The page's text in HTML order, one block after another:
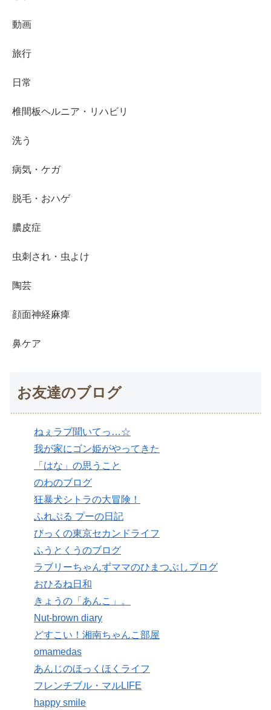
動画
旅行
日常
椎間板ヘルニア・リハビリ
洗う
病気・ケガ
脱毛・おハゲ
膿皮症
虫刺され・虫よけ
陶芸
顔面神経麻痺
鼻ケア
お友達のブログ
ねぇラブ聞いてっ…☆
我が家にゴン姫がやってきた
「はな」の思うこと
のわのブログ
狂暴犬シトラの大冒険！
ふれぶる プーの日記
びっくの東京セカンドライフ
ふうとくうのブログ
ラブリーちゃんずママのひまつぶしブログ
おひるね日和
きょうの「あんこ」。
Nut-brown diary
どすこい！湘南ちゃんこ部屋
omamedas
あんじのほっくほくライフ
フレンチブル・マルLIFE
happy smile